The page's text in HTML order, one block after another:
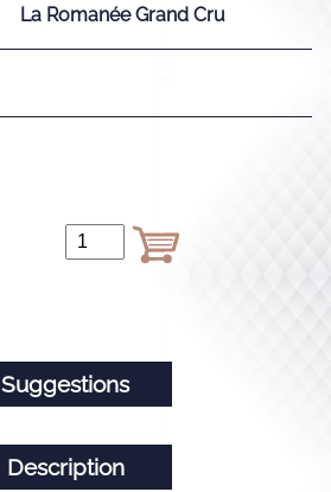
La Romanée Grand Cru
Suggestions
Description